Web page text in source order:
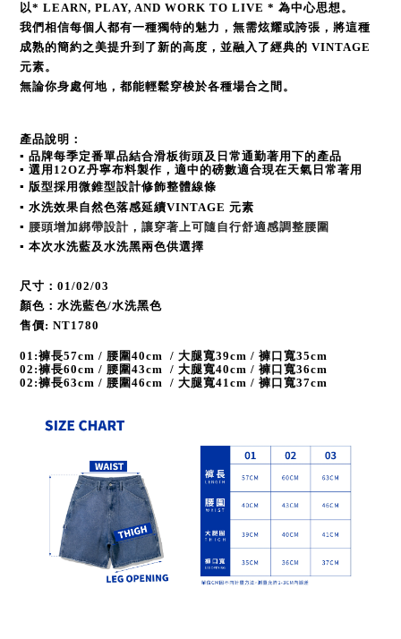
以* LEARN, PLAY, AND WORK TO LIVE * 為中心思想。
我們相信每個人都有一種獨特的魅力，無需炫耀或誇張，將這種
成熟的簡約之美提升到了新的高度，並融入了經典的 VINTAGE
元素。
無論你身處何地，都能輕鬆穿梭於各種場合之間。
產品說明：
▪ 品牌每季定番單品結合滑板街頭及日常通勤著用下的產品
▪ 選用12OZ丹寧布料製作，適中的磅數適合現在天氣日常著用
▪ 版型採用微錐型設計修飾整體線條
▪ 水洗效果自然色落感延續VINTAGE 元素
▪ 腰頭增加綁帶設計，讓穿著上可隨自行舒適感調整腰圍
▪ 本次水洗藍及水洗黑兩色供選擇
尺寸：01/02/03
顏色：水洗藍色/水洗黑色
售價: NT1780
01:褲長57cm / 腰圍40cm / 大腿寬39cm / 褲口寬35cm
02:褲長60cm / 腰圍43cm / 大腿寬40cm / 褲口寬36cm
02:褲長63cm / 腰圍46cm / 大腿寬41cm / 褲口寬37cm